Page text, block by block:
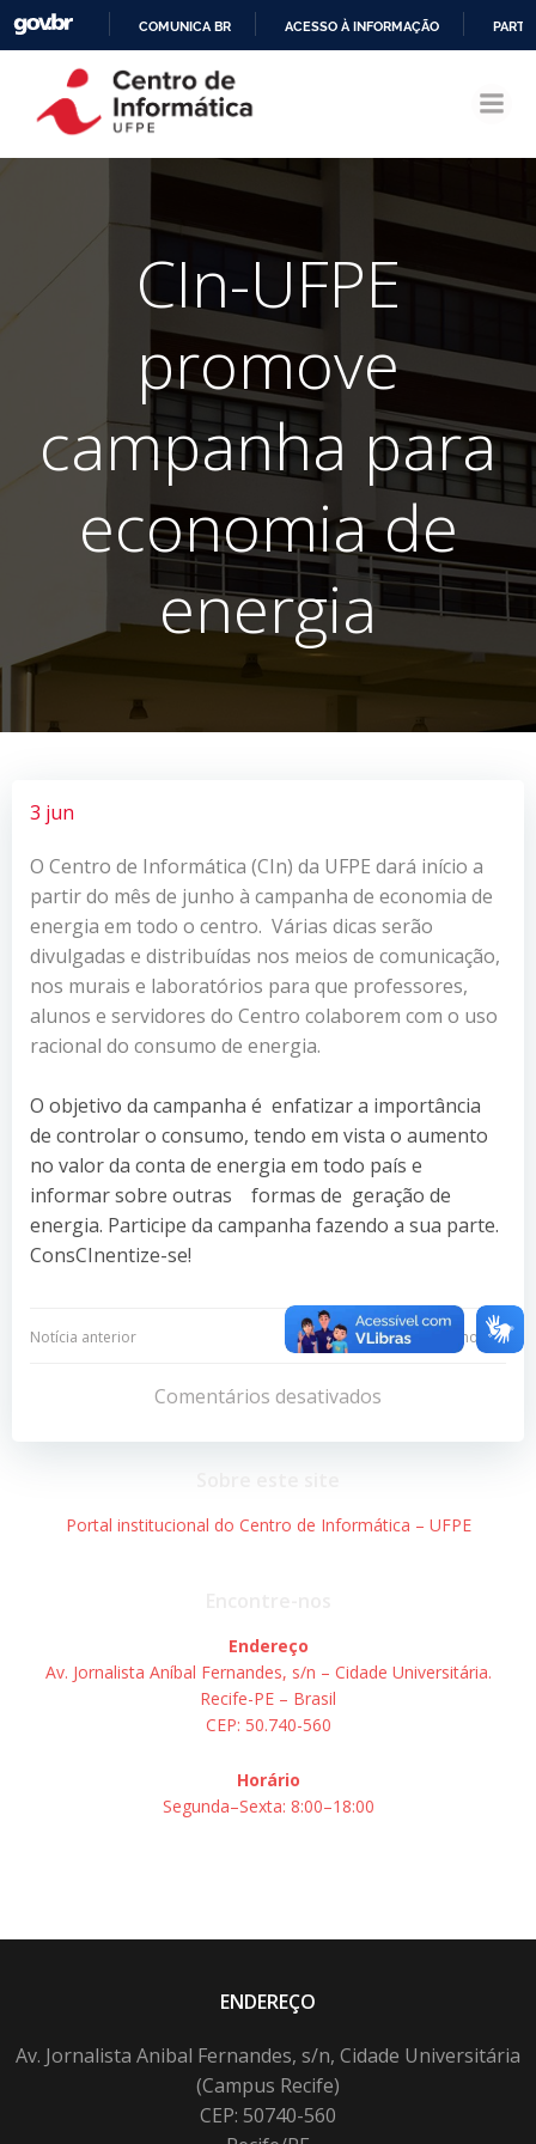
CONTEÚDO
COMUNICA BR ACESSO À INFORMAÇÃO
CIn-UFPE
promove
campanha para
economia de
energia
3 jun
O Centro de Informática (CIn) da UFPE dará início a
partir do mês de junho à campanha de economia de
energia em todo o centro. Várias dicas serão
divulgadas e distribuídas nos meios de comunicação,
nos murais e laboratórios para que professores,
alunos e servidores do Centro colaborem com o uso
racional do consumo de energia.
O objetivo da campanha é enfatizar a importância
de controlar o consumo, tendo em vista o aumento
no valor da conta de energia em todo país e
informar sobre outras formas de geração de
energia. Participe da campanha fazendo a sua parte.
ConsCInentize-se!
Navegação
Post
Notícia anterior
Navegação
de
Post
Próxima notícia
Comentários desativados
Portal institucional do Centro de Informática – UFPE
Endereço
Av. Jornalista Aníbal Fernandes, s/n – Cidade Universitária.
Recife-PE – Brasil
CEP: 50.740-560
Horário
Segunda–Sexta: 8:00–18:00
ENDEREÇO
Av. Jornalista Anibal Fernandes, s/n, Cidade Universitária
(Campus Recife)
CEP: 50740-560